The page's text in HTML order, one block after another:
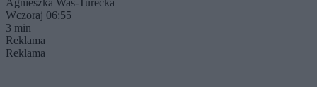
Agnieszka Waś-Turecka
Wczoraj 06:55
3 min
Reklama
Reklama